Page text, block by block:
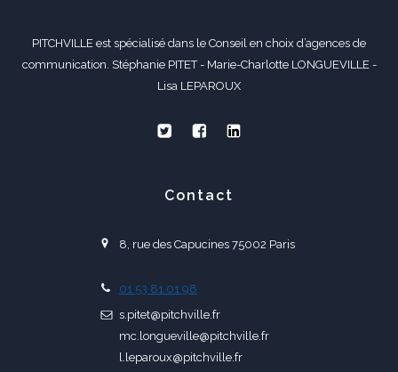
PITCHVILLE est spécialisé dans le Conseil en choix d’agences de
communication. Stéphanie PITET - Marie-Charlotte LONGUEVILLE -
Lisa LEPAROUX
Contact
8, rue des Capucines 75002 Paris
01 53 81 01 98
s.pitet@pitchville.fr
mc.longueville@pitchville.fr
l.leparoux@pitchville.fr